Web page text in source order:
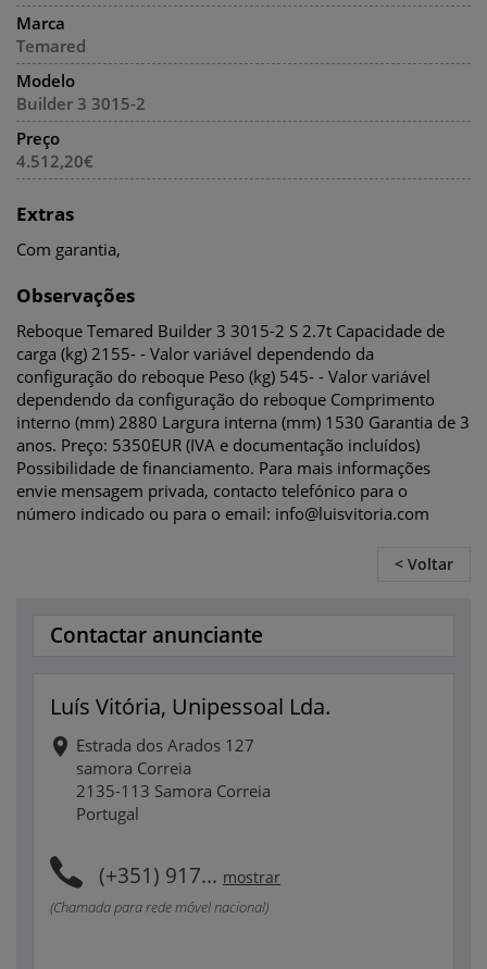
Marca
Temared
Modelo
Builder 3 3015-2
Preço
4.512,20€
Extras
Com garantia,
Observações
Reboque Temared Builder 3 3015-2 S 2.7t Capacidade de
carga (kg) 2155- - Valor variável dependendo da
configuração do reboque Peso (kg) 545- - Valor variável
dependendo da configuração do reboque Comprimento
interno (mm) 2880 Largura interna (mm) 1530 Garantia de 3
anos. Preço: 5350EUR (IVA e documentação incluídos)
Possibilidade de financiamento. Para mais informações
envie mensagem privada, contacto telefónico para o
número indicado ou para o email: info@luisvitoria.com
< Voltar
Contactar anunciante
Luís Vitória, Unipessoal Lda.
Estrada dos Arados 127
samora Correia
2135-113 Samora Correia
Portugal
(+351) 917... mostrar
(Chamada para rede móvel nacional)